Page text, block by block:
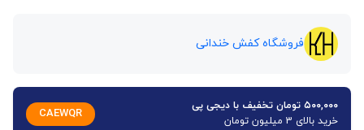
فروشگاه کفش خندانی
۵۰۰,۰۰۰ تومان تخفیف با دیجی پی
خرید بالای 3 میلیون تومان
CAEWQR